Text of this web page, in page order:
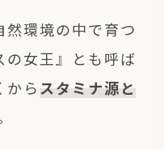
然環境の中で育つ
の女王』とも呼ば
からスタミナ源と